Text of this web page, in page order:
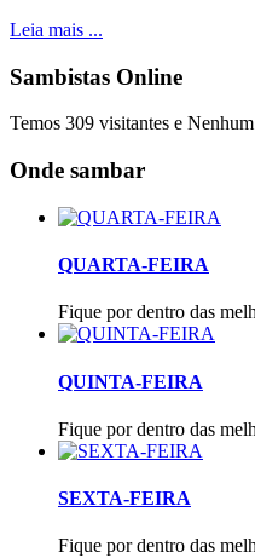
Leia mais ...
Sambistas Online
Temos 309 visitantes e
Onde sambar
QUARTA-FEIRA
Fique por dentro das
QUINTA-FEIRA
Fique por dentro das
SEXTA-FEIRA
Fique por dentro das